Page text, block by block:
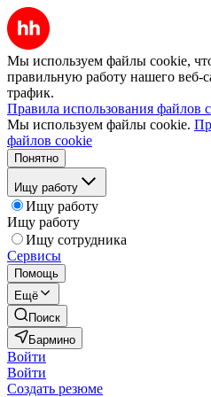
Мы используем файлы cookie,
правильную работу нашего веб-
трафик.
Правила использования файлов
Мы используем файлы cookie.
файлов cookie
Понятно
Ищу работу
Ищу работу
Ищу работу
Ищу сотрудника
Сервисы
Помощь
Ещё
Поиск
Бармино
Войти
Войти
Создать резюме